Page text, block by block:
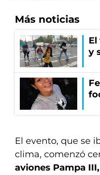
Más noticias
y
El evento, que se
clima, comenzó
aviones Pampa III,